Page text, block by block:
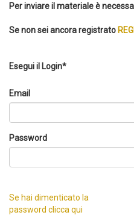
Per inviare il materiale è
Se non sei ancora registrato
Esegui il Login*
Email
Password
Se hai dimenticato la
password clicca qui